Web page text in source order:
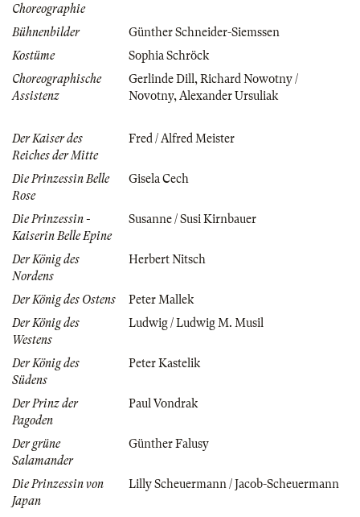
Choreographie
Bühnenbilder
Günther Schneider-Siemssen
Kostüme
Sophia Schröck
Choreographische
Assistenz
Gerlinde Dill,Richard Nowotny /
Novotny,Alexander Ursuliak
Der Kaiser des
Reiches der Mitte
Fred / Alfred Meister
Die Prinzessin Belle
Rose
Gisela Cech
Die Prinzessin -
Kaiserin Belle Epine
Susanne / Susi Kirnbauer
Der König des
Nordens
Herbert Nitsch
Der König des Ostens
Peter Mallek
Der König des
Westens
Ludwig / Ludwig M. Musil
Der König des
Südens
Peter Kastelik
Der Prinz der
Pagoden
Paul Vondrak
Der grüne
Salamander
Günther Falusy
Die Prinzessin von
Japan
Lilly Scheuermann / Jacob-Scheuermann